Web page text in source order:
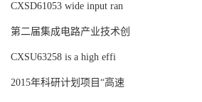
CXSD61053 wide input ran
第二届集成电路产业技术创
CXSU63258 is a high effi
2015年科研计划项目“高速